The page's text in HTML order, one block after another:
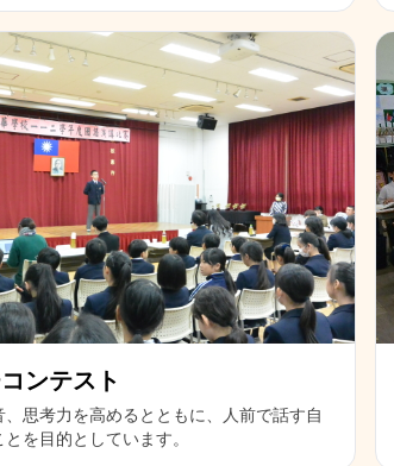
ンテスト
思考力を高めるとともに、人前で話す自
を目的としています。